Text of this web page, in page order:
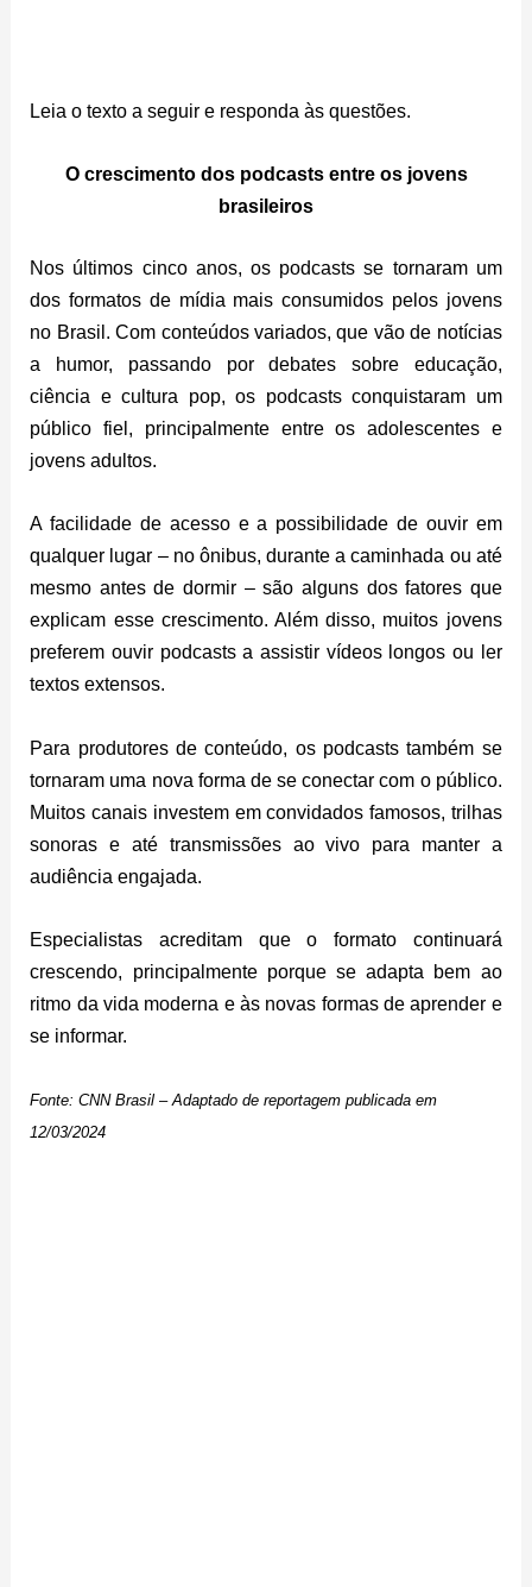
Leia o texto a seguir e responda às questões.
O crescimento dos podcasts entre os jovens
brasileiros
Nos últimos cinco anos, os podcasts se tornaram um
dos formatos de mídia mais consumidos pelos jovens
no Brasil. Com conteúdos variados, que vão de notícias
a humor, passando por debates sobre educação,
ciência e cultura pop, os podcasts conquistaram um
público fiel, principalmente entre os adolescentes e
jovens adultos.
A facilidade de acesso e a possibilidade de ouvir em
qualquer lugar – no ônibus, durante a caminhada ou até
mesmo antes de dormir – são alguns dos fatores que
explicam esse crescimento. Além disso, muitos jovens
preferem ouvir podcasts a assistir vídeos longos ou ler
textos extensos.
Para produtores de conteúdo, os podcasts também se
tornaram uma nova forma de se conectar com o público.
Muitos canais investem em convidados famosos, trilhas
sonoras e até transmissões ao vivo para manter a
audiência engajada.
Especialistas acreditam que o formato continuará
crescendo, principalmente porque se adapta bem ao
ritmo da vida moderna e às novas formas de aprender e
se informar.
Fonte: CNN Brasil – Adaptado de reportagem publicada em
12/03/2024